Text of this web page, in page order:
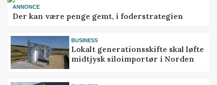
ANNONCE
Der kan være penge gemt, i foderstrategien
BUSINESS
Lokalt generationsskifte skal løfte
midtjysk siloimportør i Norden